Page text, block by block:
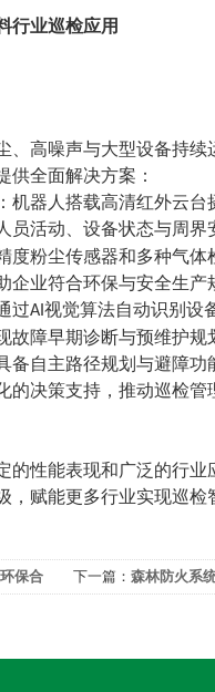
行业巡检应用
、高噪声与大型设备持
供全面解决方案：
机器人搭载高清红外云
活动、设备状态与周界
度粉尘传感器和多种气
业符合环保与安全生产
过AI 视觉算法自动识别设
障早期诊断与预维护规
备自主路径规划与避障
决策支持，推动巡检管
的性能表现和广泛的行
，赋能更多行业实现巡
保合
下一篇： 森林防火系